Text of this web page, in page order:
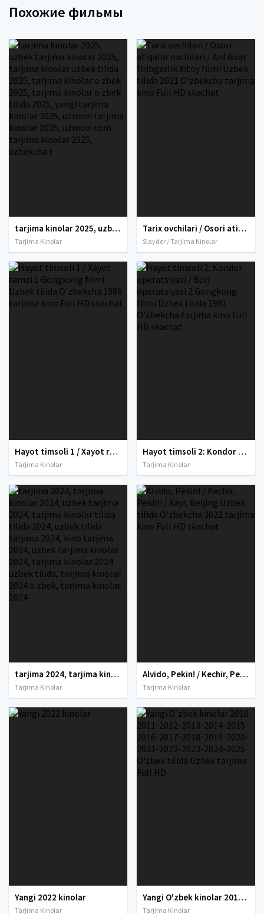
Похожие фильмы
tarjima kinolar 2025, uzbek tarjima kinolar 2025, tarjima kinolar uzbek tilida 2025, tarjima kinolar o zbek 2025, tarjima kinolar o zbek tilida 2025, yangi tarjima kinolar 2025, uzmovi tarjima kinolar 2025, uzmovi com tarjima kinolar 2025, uzbekcha t
Tarjima Kinolar
Tarix ovchilari / Osori atiqalar ovchilari / Antikvar firibgarlik Xitoy filmi Uzbek tilida 2021 O'zbekcha tarjima kino Full HD skachat
Slayder / Tarjima Kinolar
Hayot timsoli 1 / Xayot ramzi 1 Gongkong filmi Uzbek tilida O'zbekcha 1986 tarjima kino Full HD skachat
Tarjima Kinolar
Hayot timsoli 2: Kondor operatsiyasi / Burj operatsiyasi 2 Gongkong filmi Uzbek tilida 1991 O'zbekcha tarjima kino Full HD skachat
Tarjima Kinolar
tarjima 2024, tarjima kinolar 2024, uzbek tarjima 2024, tarjima kinolar tilida tilida 2024, uzbek tilida tarjima 2024, kino tarjima 2024, uzbek tarjima kinolar 2024, tarjima kinolar 2024 uzbek tilida, tarjima kinolar 2024 o zbek, tarjima kinolar 2024
Tarjima Kinolar
Alvido, Pekin! / Kechir, Pekin! / Xayr, Beijing Uzbek tilida O'zbekcha 2022 tarjima kino Full HD skachat
Tarjima Kinolar
Yangi 2022 kinolar
Tarjima Kinolar
Yangi O'zbek kinolar 2010-2011-2012-2013-2014-2015-2016-2017-2018-2019-2020-2021-2022-2023-2024-2025 O'zbek tilida Uzbek tarjima Full HD
Tarjima Kinolar